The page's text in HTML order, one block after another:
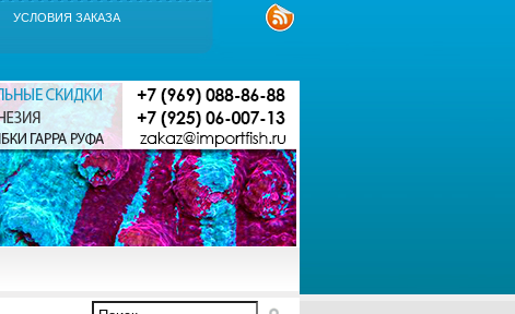
УСЛОВИЯ ЗАКАЗА